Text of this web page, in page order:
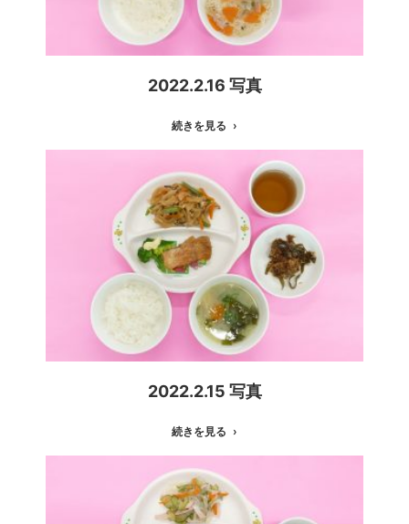
2022.2.16 写真
続きを見る
2022.2.15 写真
続きを見る